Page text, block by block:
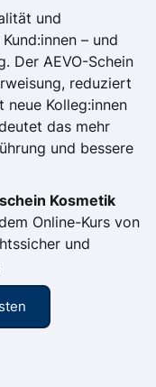
und
– und
Der AEVO-Schein
reduziert
neue Kolleg:innen
das mehr
und bessere
Kosmetik
Online-Kurs von
und